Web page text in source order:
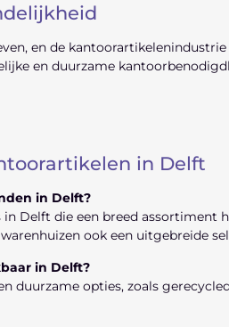
en de
en duurzame
in Delft
in Delft?
Delft die een breed assortiment
ook een uitgebreide
in Delft?
duurzame opties, zoals